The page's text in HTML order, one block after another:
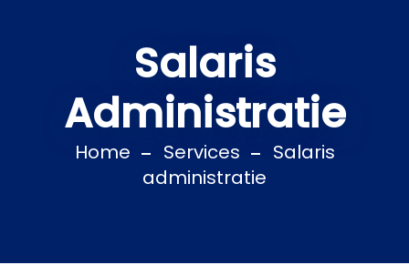
Salaris
Administratie
Home Services
Salaris
administratie